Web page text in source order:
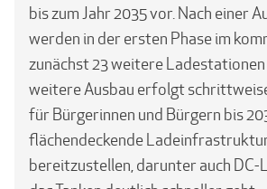
bis zum Jahr 2035 vor. Nach einer
werden in der ersten Phase im
zunächst 23 weitere
weitere Ausbau erfolgt
für Bürgerinnen und Bürgern bis
flächendeckende
bereitzustellen, darunter auch DC-